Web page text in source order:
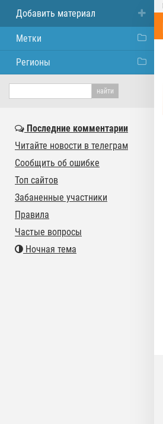
Добавить материал
Метки
Регионы
Последние комментарии
Читайте новости в телеграм
Сообщить об ошибке
Топ сайтов
Забаненные участники
Правила
Частые вопросы
Ночная тема